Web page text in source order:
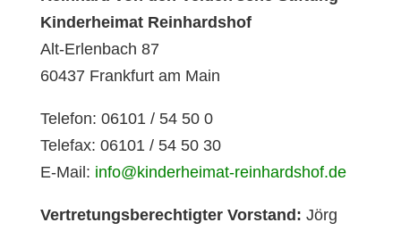
Kinderheimat Reinhardshof
Alt-Erlenbach 87
60437 Frankfurt am Main
Telefon: 06101 / 54 50 0
Telefax: 06101 / 54 50 30
E-Mail: info@kinderheimat-reinhardshof.de
Vertretungsberechtigter Vorstand: Jörg